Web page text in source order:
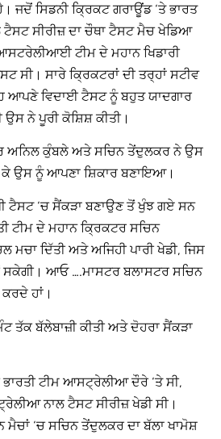
ਜਦੋਂ ਸਿਡਨੀ ਕ੍ਰਿਕਟ ਗਰਾਊਂਡ ‘ਤੇ ਭਾਰਤ
ਸੀਰੀਜ਼ ਦਾ ਚੌਥਾ ਟੈਸਟ ਮੈਚ ਖੇਡਿਆ
ਟੀਮ ਦੇ ਮਹਾਨ ਖਿਡਾਰੀ
ਸੀ। ਸਾਰੇ ਕ੍ਰਿਕਟਰਾਂ ਦੀ ਤਰ੍ਹਾਂ ਸਟੀਵ
ਆਪਣੇ ਵਿਦਾਈ ਟੈਸਟ ਨੂੰ ਬਹੁਤ ਯਾਦਗਾਰ
ਨੇ ਪੂਰੀ ਕੋਸ਼ਿਸ਼ ਕੀਤੀ।
ਅਨਿਲ ਕੁੰਬਲੇ ਅਤੇ ਸਚਿਨ ਤੇਂਦੁਲਕਰ ਨੇ ਉਸ
ਉਸ ਨੂੰ ਆਪਣਾ ਸ਼ਿਕਾਰ ਬਣਾਇਆ।
ਟੈਸਟ ‘ਚ ਸੈਂਕੜਾ ਬਣਾਉਣ ਤੋਂ ਖੁੰਝ ਗਏ ਸਨ
ਟੀਮ ਦੇ ਮਹਾਨ ਕ੍ਰਿਕਟਰ ਸਚਿਨ
ਦਿੱਤੀ ਅਤੇ ਅਜਿਹੀ ਪਾਰੀ ਖੇਡੀ, ਜਿਸ
ਸਕੇਗੀ। ਆਓ ….ਮਾਸਟਰ ਬਲਾਸਟਰ ਸਚਿਨ
ਹਾਂ।
ਤੱਕ ਬੱਲੇਬਾਜ਼ੀ ਕੀਤੀ ਅਤੇ ਦੋਹਰਾ ਸੈਂਕੜਾ
ਟੀਮ ਆਸਟ੍ਰੇਲੀਆ ਦੌਰੇ ‘ਤੇ ਸੀ,
ਨਾਲ ਟੈਸਟ ਸੀਰੀਜ਼ ਖੇਡੀ ਸੀ।
ਮੈਚਾਂ ‘ਚ ਸਚਿਨ ਤੇਂਦੁਲਕਰ ਦਾ ਬੱਲਾ ਖਾਮੋਸ਼